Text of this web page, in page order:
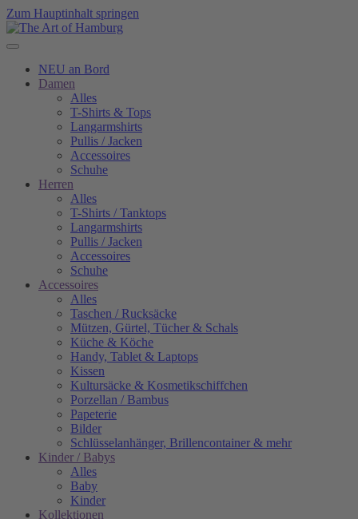
Zum Hauptinhalt springen
NEU an Bord
Damen
Alles
T-Shirts & Tops
Langarmshirts
Pullis / Jacken
Accessoires
Schuhe
Herren
Alles
T-Shirts / Tanktops
Langarmshirts
Pullis / Jacken
Accessoires
Schuhe
Accessoires
Alles
Taschen / Rucksäcke
Mützen, Gürtel, Tücher & Schals
Küche & Köche
Handy, Tablet & Laptops
Kissen
Kultursäcke & Kosmetikschiffchen
Porzellan / Bambus
Papeterie
Bilder
Schlüsselanhänger, Brillencontainer & mehr
Kinder / Babys
Alles
Baby
Kinder
Kollektionen